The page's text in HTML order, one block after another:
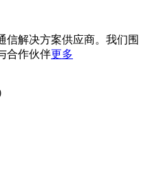
信解决方案供应商。我们围
合作伙伴更多